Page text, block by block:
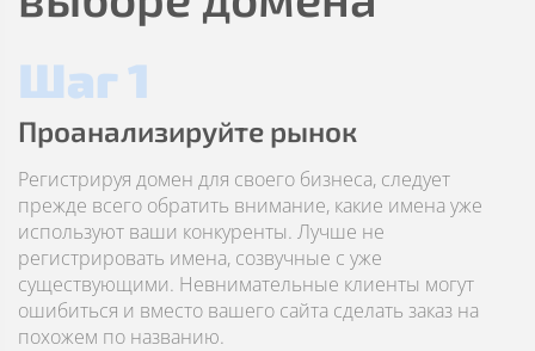
Шаг 1
Проанализируйте рынок
Регистрируя домен для своего бизнеса, следует
прежде всего обратить внимание, какие имена уже
используют ваши конкуренты. Лучше не
регистрировать имена, созвучные с уже
существующими. Невнимательные клиенты могут
ошибиться и вместо вашего сайта сделать заказ на
похожем по названию.